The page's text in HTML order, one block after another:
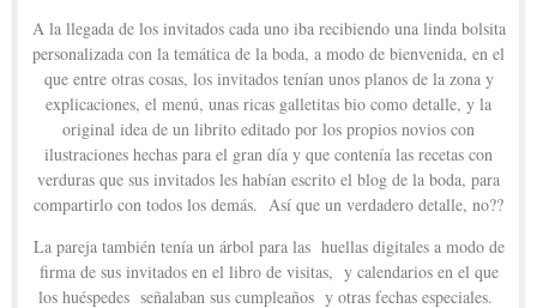
A la llegada de los invitados cada uno iba recibiendo una linda bolsita
personalizada con la temática de la boda, a modo de bienvenida, en el
que entre otras cosas, los invitados tenían unos planos de la zona y
explicaciones, el menú, unas ricas galletitas bio como detalle, y la
original idea de un librito editado por los propios novios con
ilustraciones hechas para el gran día y que contenía las recetas con
verduras que sus invitados les habían escrito el blog de la boda, para
compartirlo con todos los demás. Así que un verdadero detalle, no??
La pareja también tenía un árbol para las huellas digitales a modo de
firma de sus invitados en el libro de visitas, y calendarios en el que
los huéspedes señalaban sus cumpleaños y otras fechas especiales.